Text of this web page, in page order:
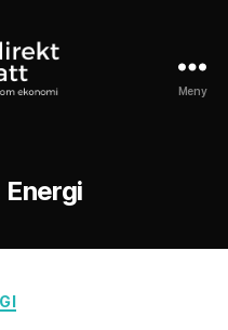
Meny
Energi